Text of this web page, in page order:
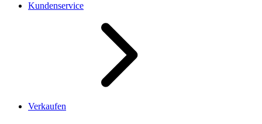
Kundenservice
Verkaufen